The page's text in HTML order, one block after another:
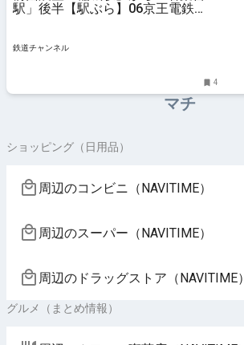
駅」後半【駅ぶら】06京王電鉄
鉄道チャンネル
4
マチ
ショッピング（日用品）
周辺のコンビニ（NAVITIME）
周辺のスーパー（NAVITIME）
周辺のドラッグストア（NAVITIME）
グルメ（まとめ情報）